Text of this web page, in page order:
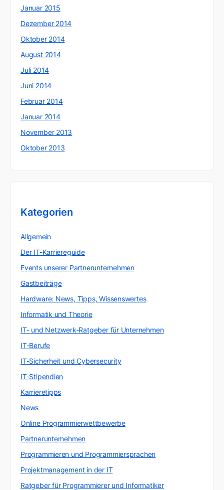
Januar 2015
Dezember 2014
Oktober 2014
August 2014
Juli 2014
Juni 2014
Februar 2014
Januar 2014
November 2013
Oktober 2013
Kategorien
Allgemein
Der IT-Karriereguide
Events unserer Partnerunternehmen
Gastbeiträge
Hardware: News, Tipps, Wissenswertes
Informatik und Theorie
IT- und Netzwerk-Ratgeber für Unternehmen
IT-Berufe
IT-Sicherheit und Cybersecurity
IT-Stipendien
Karrieretipps
News
Online Programmierwettbewerbe
Partnerunternehmen
Programmieren und Programmiersprachen
Projektmanagement in der IT
Ratgeber für Programmierer und Informatiker